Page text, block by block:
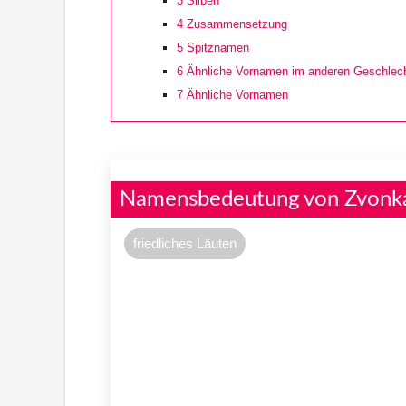
4 Zusammensetzung
5 Spitznamen
6 Ähnliche Vornamen im anderen
7 Ähnliche Vornamen
Namensbedeutung von
friedliches Läuten